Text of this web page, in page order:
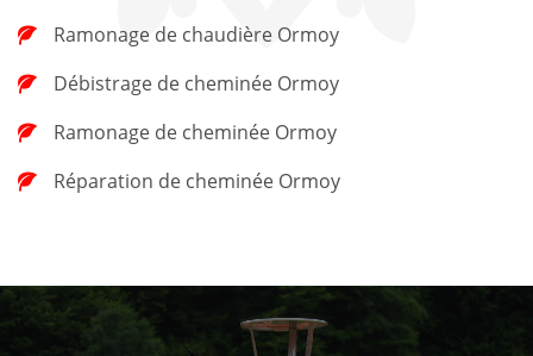
Ramonage de chaudière Ormoy
Débistrage de cheminée Ormoy
Ramonage de cheminée Ormoy
Réparation de cheminée Ormoy